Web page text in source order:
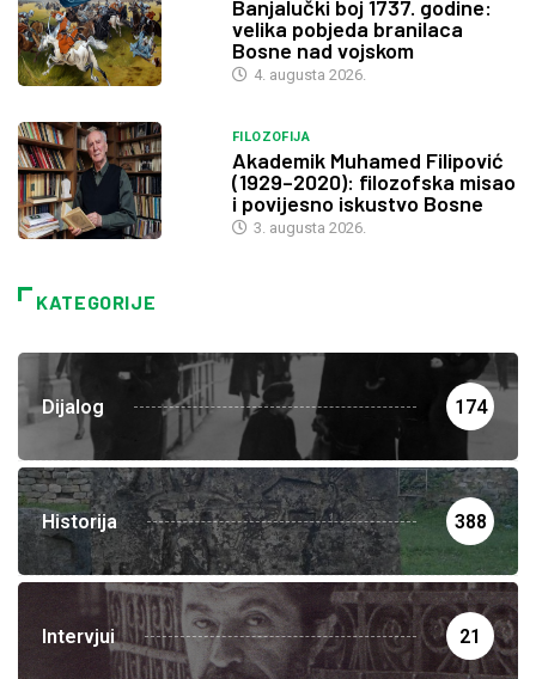
Banjalučki boj 1737. godine:
velika pobjeda branilaca
Bosne nad vojskom
4. augusta 2026.
FILOZOFIJA
Akademik Muhamed Filipović
(1929–2020): filozofska misao
i povijesno iskustvo Bosne
3. augusta 2026.
KATEGORIJE
Dijalog 174
Historija 388
Intervjui 21